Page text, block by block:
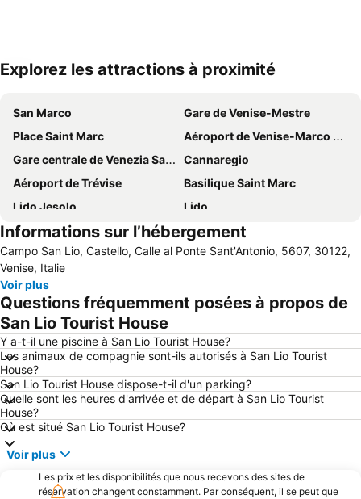
Explorez les attractions à proximité
San Marco
Gare de Venise-Mestre
Place Saint Marc
Aéroport de Venise-Marco Polo
Gare centrale de Venezia Santa Lucia
Cannaregio
Aéroport de Trévise
Basilique Saint Marc
Lido Jesolo
Lido
Pont du Rialto
Carnevale di Venezia
Terminal di Piazzale Roma
Marghera
Gare centrale de Padoue
Port de Venise
San Polo
Porto Marghera
Praia de Mira
Ghetto
Grand Canal
Île de Murano
Lido Venezia
Quartier de Castello
Sottomarina
Padova Vintage Festival
Lungomare Caorle
Santa Croce
Port de plaisance de Jesolo
Informations sur l’hébergement
Campo San Lio, Castello, Calle al Ponte Sant'Antonio, 5607, 30122,
Venise, Italie
Voir plus
Questions fréquemment posées à propos de
San Lio Tourist House
Y a-t-il une piscine à San Lio Tourist House?
Les animaux de compagnie sont-ils autorisés à San Lio Tourist
House?
San Lio Tourist House dispose-t-il d'un parking?
Quelle sont les heures d'arrivée et de départ à San Lio Tourist
House?
Où est situé San Lio Tourist House?
Voir plus
Les prix et les disponibilités que nous recevons des sites de
réservation changent constamment. Par conséquent, il se peut que